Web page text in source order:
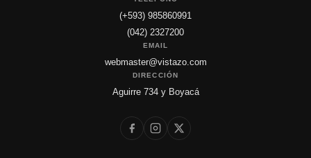
(+593) 985860991
(042) 2327200
EMAIL
webmaster@vistazo.com
DIRECCIÓN
Aguirre 734 y Boyacá